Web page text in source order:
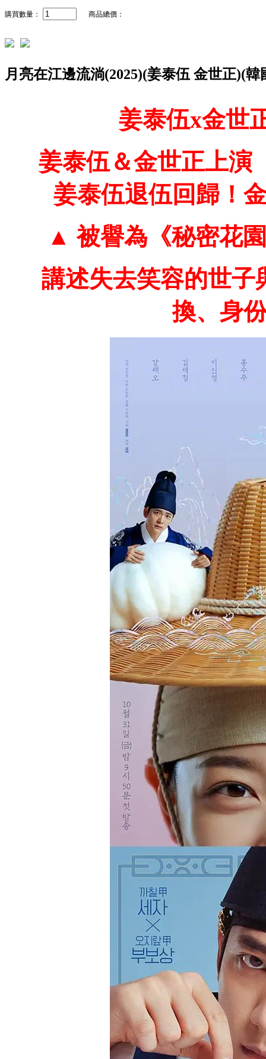
購買數量： 商品總價：
月亮在江邊流淌(2025)(姜泰伍 金世正)(
姜泰伍x金世
姜泰伍＆金世正上
姜泰伍退伍回歸！
▲ 被譽為《秘密花
講述失去笑容的世子
換、身